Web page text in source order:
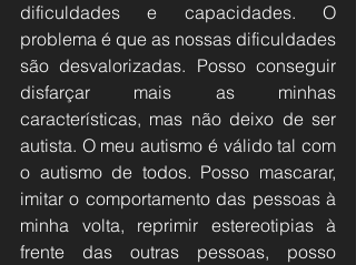
dificuldades e capacidades. O
problema é que as nossas dificuldades
são desvalorizadas. Posso conseguir
disfarçar mais as minhas
características, mas não deixo de ser
autista. O meu autismo é válido tal com
o autismo de todos. Posso mascarar,
imitar o comportamento das pessoas à
minha volta, reprimir estereotipias à
frente das outras pessoas, posso